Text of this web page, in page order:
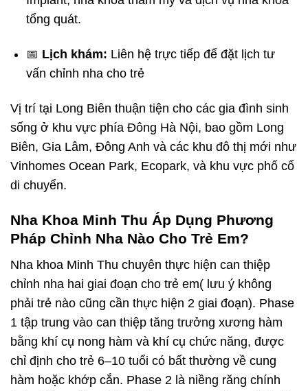
tổng quát.
📅 Lịch khám: Liên hệ trực tiếp để đặt lịch tư
vấn chỉnh nha cho trẻ
Vị trí tại Long Biên thuận tiện cho các gia đình sinh
sống ở khu vực phía Đông Hà Nội, bao gồm Long
Biên, Gia Lâm, Đông Anh và các khu đô thị mới như
Vinhomes Ocean Park, Ecopark, và khu vực phố cổ
di chuyển.
Nha Khoa Minh Thu Áp Dụng Phương
Pháp Chỉnh Nha Nào Cho Trẻ Em?
Nha khoa Minh Thu chuyên thực hiện can thiệp
chỉnh nha hai giai đoạn cho trẻ em( lưu ý không
phải trẻ nào cũng cần thực hiện 2 giai đoạn). Phase
1 tập trung vào can thiệp tăng trưởng xương hàm
bằng khí cụ nong hàm và khí cụ chức năng, được
chỉ định cho trẻ 6–10 tuổi có bất thường về cung
hàm hoặc khớp cắn. Phase 2 là niềng răng chính